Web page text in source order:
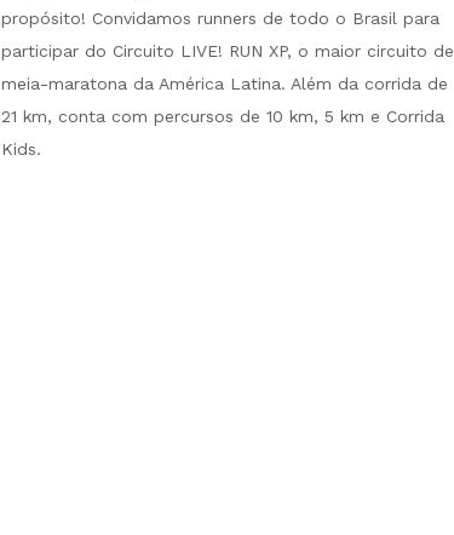
propósito! Convidamos runners de todo o Brasil para
participar do Circuito LIVE! RUN XP, o maior circuito de
meia-maratona da América Latina. Além da corrida de
21 km, conta com percursos de 10 km, 5 km e Corrida
Kids.